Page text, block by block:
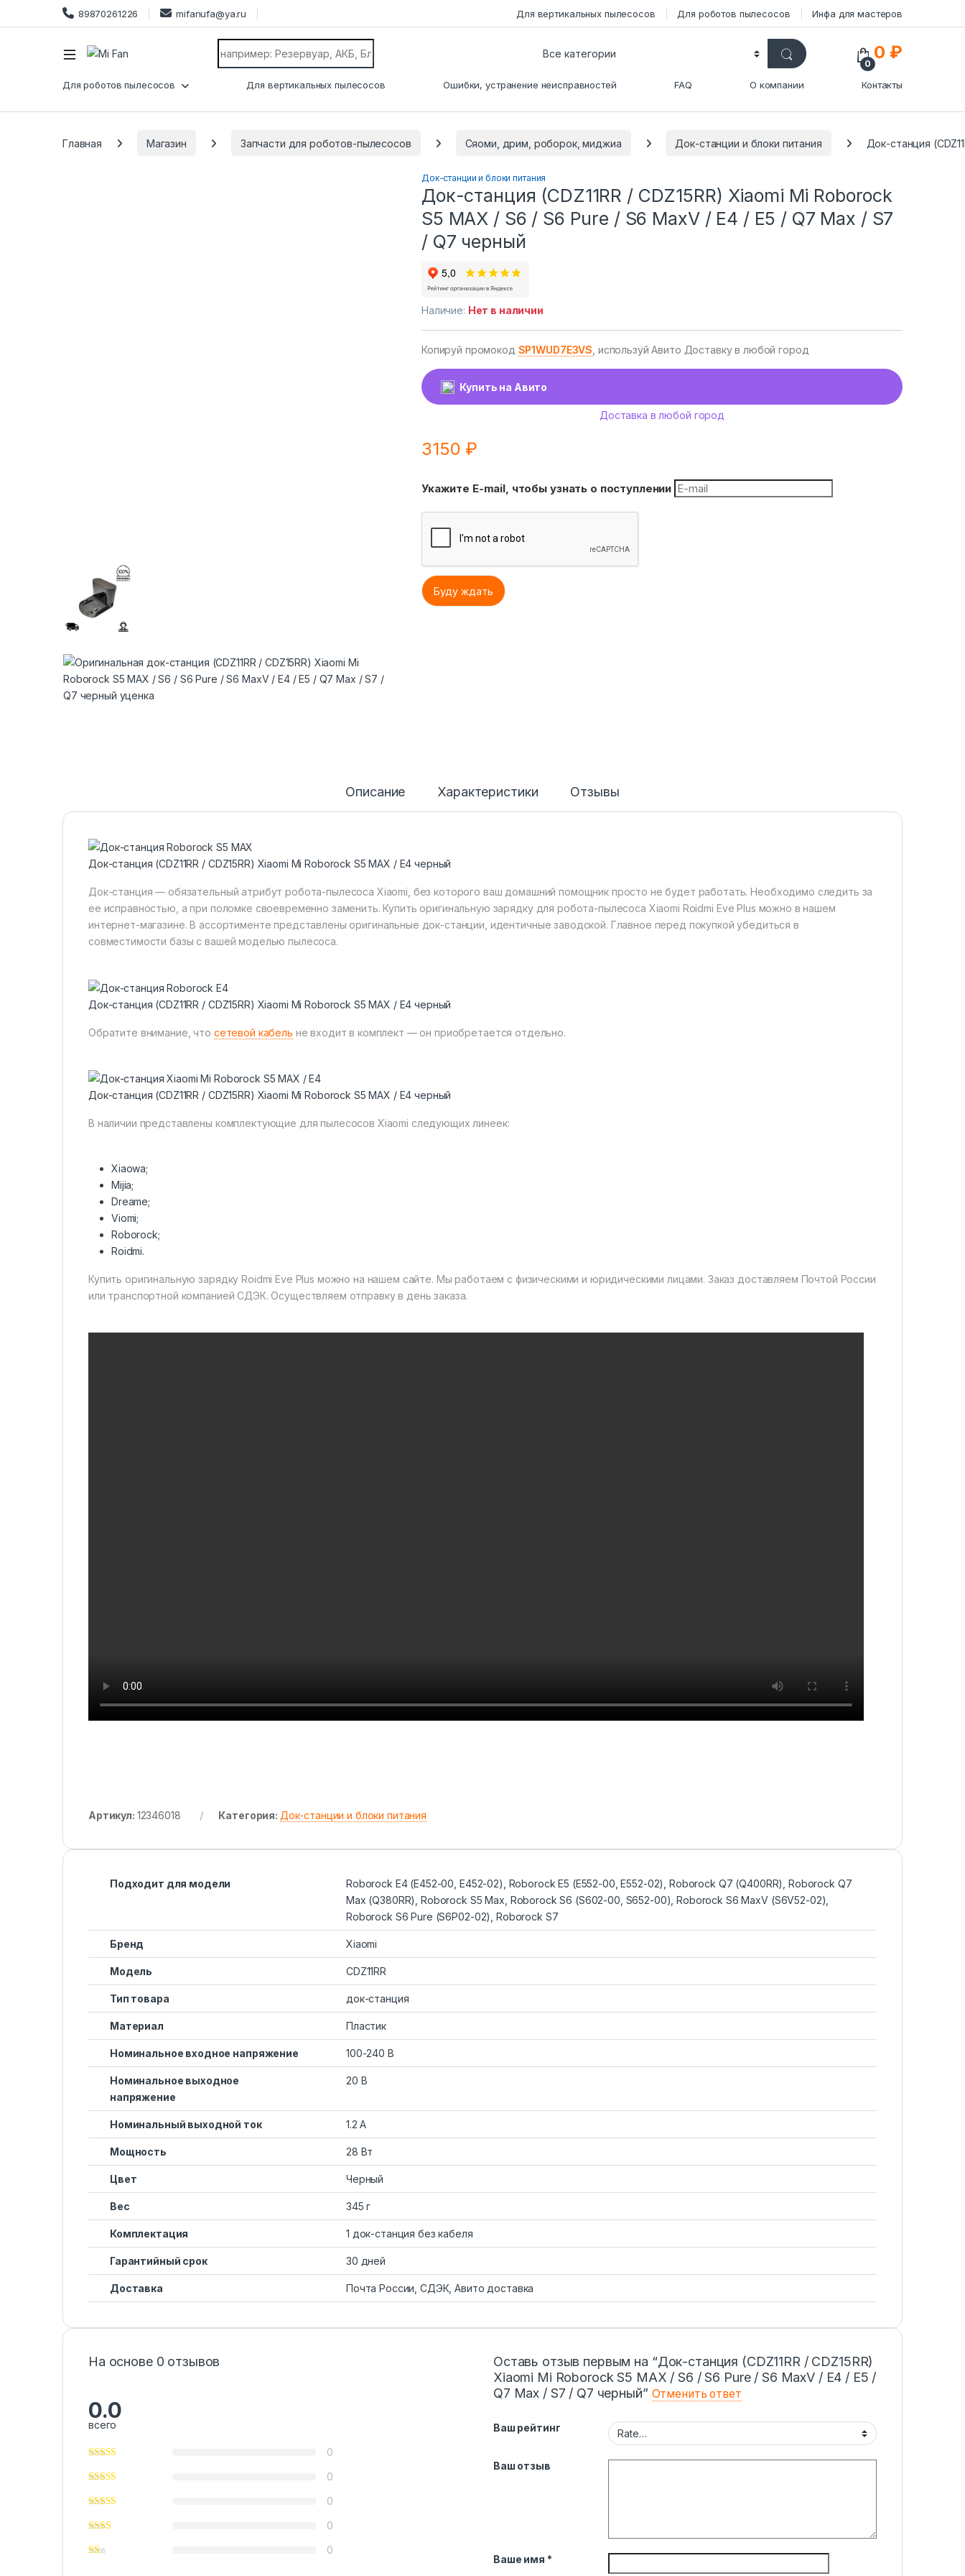
89870261226 mifanufa@ya.ru Для вертикальных пылесосов Для роботов пылесосов Инфа для мастеров
Search for:
Для роботов пылесосов Для вертикальных пылесосов Ошибки, устранение неисправностей FAQ О компании Контакты
0
0 ₽
Главная Магазин Запчасти для роботов-пылесосов Сяоми, дрим, роборок, миджиа Док-станции и блоки питания Док-станция
Док-станции и блоки питания
Док-станция (CDZ11RR / CDZ15RR) Xiaomi Mi Roborock
S5 MAX / S6 / S6 Pure / S6 MaxV / E4 / E5 / Q7 Max / S7
/ Q7 черный
Наличие: Нет в наличии
Копируй промокод SP1WUD7E3VS, используй Авито Доставку в любой город
Купить на Авито
Доставка в любой город
3150₽
Укажите E-mail, чтобы узнать о поступлении
Описание Характеристики Отзывы
Док-станция (CDZ11RR / CDZ15RR) Xiaomi Mi Roborock S5 MAX / E4 черный
Док-станция — обязательный атрибут робота-пылесоса Xiaomi, без которого ваш домашний помощник просто не будет работать. Необходимо следить за
ее исправностью, а при поломке своевременно заменить. Купить оригинальную зарядку для робота-пылесоса Xiaomi Roidmi Eve Plus можно в нашем
интернет-магазине. В ассортименте представлены оригинальные док-станции, идентичные заводской. Главное перед покупкой убедиться в
совместимости базы с вашей моделью пылесоса.
Док-станция (CDZ11RR / CDZ15RR) Xiaomi Mi Roborock S5 MAX / E4 черный
Обратите внимание, что сетевой кабель не входит в комплект — он приобретается отдельно.
Док-станция (CDZ11RR / CDZ15RR) Xiaomi Mi Roborock S5 MAX / E4 черный
В наличии представлены комплектующие для пылесосов Xiaomi следующих линеек:
Xiaowa;
Mijia;
Dreame;
Viomi;
Roborock;
Roidmi.
Купить оригинальную зарядку Roidmi Eve Plus можно на нашем сайте. Мы работаем с физическими и юридическими лицами. Заказ доставляем Почтой России
или транспортной компанией СДЭК. Осуществляем отправку в день заказа.
Артикул: 12346018 Категория: Док-станции и блоки питания
Подходит для модели
Roborock E4 (E452-00, E452-02), Roborock E5 (E552-00, E552-02), Roborock Q7 (Q400RR), Roborock Q7
Max (Q380RR), Roborock S5 Max, Roborock S6 (S602-00, S652-00), Roborock S6 MaxV (S6V52-02),
Roborock S6 Pure (S6P02-02), Roborock S7
Бренд Xiaomi
Модель CDZ11RR
Тип товара док-станция
Материал Пластик
Номинальное входное напряжение 100-240 В
Номинальное выходное
напряжение
20 В
Номинальный выходной ток 1.2 А
Мощность 28 Вт
Цвет Черный
Вес 345 г
Комплектация 1 док-станция без кабеля
Гарантийный срок 30 дней
Доставка Почта России, СДЭК, Авито доставка
На основе 0 отзывов
0.0
всего
0
0
0
0
0
Оставь отзыв первым на “Док-станция (CDZ11RR / CDZ15RR)
Xiaomi Mi Roborock S5 MAX / S6 / S6 Pure / S6 MaxV / E4 / E5 /
Q7 Max / S7 / Q7 черный” Отменить ответ
Ваш рейтинг
Ваш отзыв
Ваше имя *